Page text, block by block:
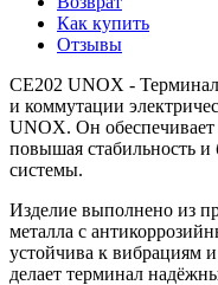
Как купить
Отзывы
CE202 UNOX -
и коммутации
UNOX. Он
повышая стабильность и
системы.
Изделие выполнено из
металла с
устойчива к вибрациям
делает терминал